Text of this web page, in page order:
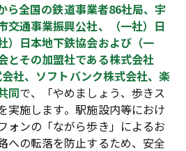
ら全国の鉄道事業者86社局、宇
交通事業振興公社、（一社）日
）日本地下鉄協会および（一
とその加盟社である株式会社
社、ソフトバンク株式会社、楽
同で、「やめましょう、歩きス
実施します。駅施設内等におけ
ォンの「ながら歩き」によるお
への転落を防止するため、安全